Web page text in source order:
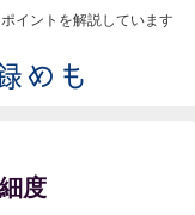
イントを解説しています
度